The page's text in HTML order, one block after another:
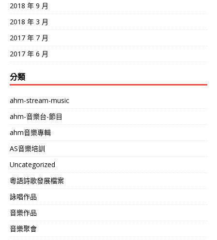
2018 年 9 月
2018 年 3 月
2017 年 7 月
2017 年 6 月
分類
ahm-stream-music
ahm-音樂台-節目
ahm音樂專輯
AS音樂培訓
Uncategorized
粵語詩歌發展檔案
詠唱作品
音樂作品
音樂聚會